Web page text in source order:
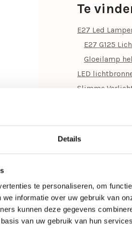
Details
te personaliseren, om
informatie over uw gebruik van
kunnen deze gegevens
van uw gebruik van hun
Fitting
Dimmen
Inclusief
Hoogte (cm)
Te
E27 Led
E27 G125
Gloeilamp
LED
Slimme